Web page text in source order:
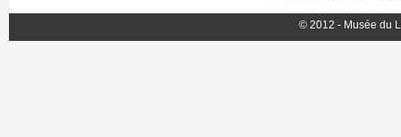
© 2012 - Musée du